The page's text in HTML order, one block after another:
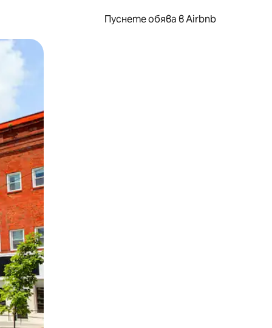
Пуснете обява в Airbnb
или плъзгане.